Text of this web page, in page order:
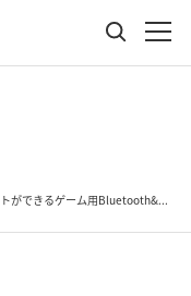
ができるゲーム用Bluetooth&...